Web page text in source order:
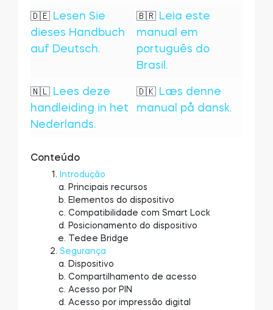
🇩🇪 Lesen Sie
dieses Handbuch
auf Deutsch.
🇧🇷 Leia este
manual em
português do
Brasil.
🇳🇱 Lees deze
handleiding in het
Nederlands.
🇩🇰 Læs denne
manual på dansk.
Conteúdo
Introdução
Principais recursos
Elementos do dispositivo
Compatibilidade com Smart Lock
Posicionamento do dispositivo
Tedee Bridge
Segurança
Dispositivo
Compartilhamento de acesso
Acesso por PIN
Acesso por impressão digital